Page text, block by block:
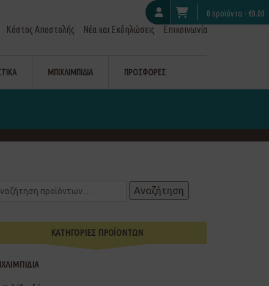
0 προϊόντα - €0.00
Κόστος Αποστολής Νέα και Εκδηλώσεις Επικοινωνία
ΜΠΙΧΛΙΜΠΙΔΙΑ ΠΡΟΣΦΟΡΕΣ
Αναζήτηση
ΚΑΤΗΓΟΡΙΕΣ ΠΡΟΪΟΝΤΩΝ